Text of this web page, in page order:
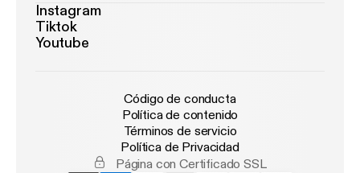
Instagram
Tiktok
Youtube
Código de conducta
Política de contenido
Términos de servicio
Política de Privacidad
Página con Certificado SSL